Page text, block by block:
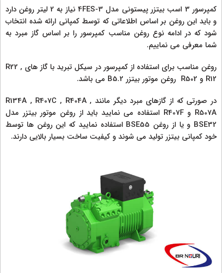
کمپرسور 3 اسب بیتزر پیستونی مدل 4FES-3 نیاز به 2 لیتر روغن دارد
و باید این روغن بر اساس اطلاعاتی که توسط کمپانی ارائه شده انتخاب
شود که در ادامه نوع روغن مناسب کمپرسور را بر اساس گاز مبرد به
شما معرفی می نماییم.
روغن مناسب برای استفاده از کمپرسور در سیکل تبرید با گاز های R22 ,
R12 و R502 روغن موتور بیتزر B5.2 می باشد.
در صورتی که از گازهای مبرد دیگر مانند R134A , R407C , R404A ,
R507A و R407F استفاده می نمایید باید از روغن موتور بیتزر مدل
BSE32 و یا از روغن BSE55 استفاده نمایید که این روغن ها توسط
خود کمپانی بیتزر تولید می شوند و کیفیت ساخت بسیار بالایی دارند.